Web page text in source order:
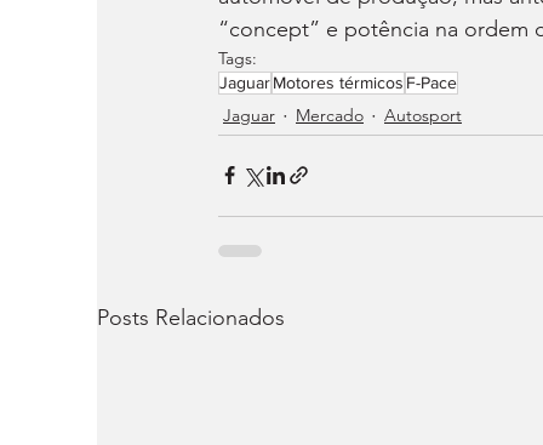
“concept” e potência na ordem
Tags:
JaguarMotores térmicos F-Pace
Jaguar Mercado Autosport
Posts Relacionados